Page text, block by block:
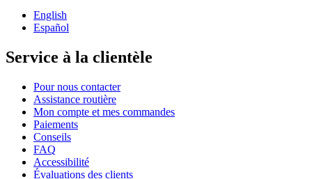
English
Español
Service à la clientèle
Pour nous contacter
Assistance routière
Mon compte et mes commandes
Paiements
Conseils
FAQ
Accessibilité
Évaluations des clients